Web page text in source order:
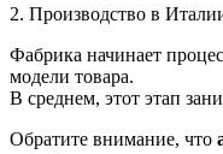
2. Производство в
Фабрика начинает
модели товара.
В среднем, этот этап
Обратите внимание, что